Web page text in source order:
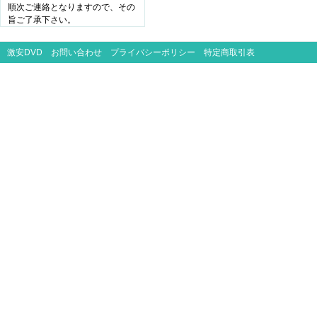
順次ご連絡となりますので、その
旨ご了承下さい。
激安DVD お問い合わせ プライバシーポリシー 特定商取引表